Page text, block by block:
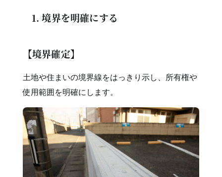
1. 境界を明確にする
【境界確定】
土地や住まいの境界線をはっきり示し、所有権や
使用範囲を明確にします。